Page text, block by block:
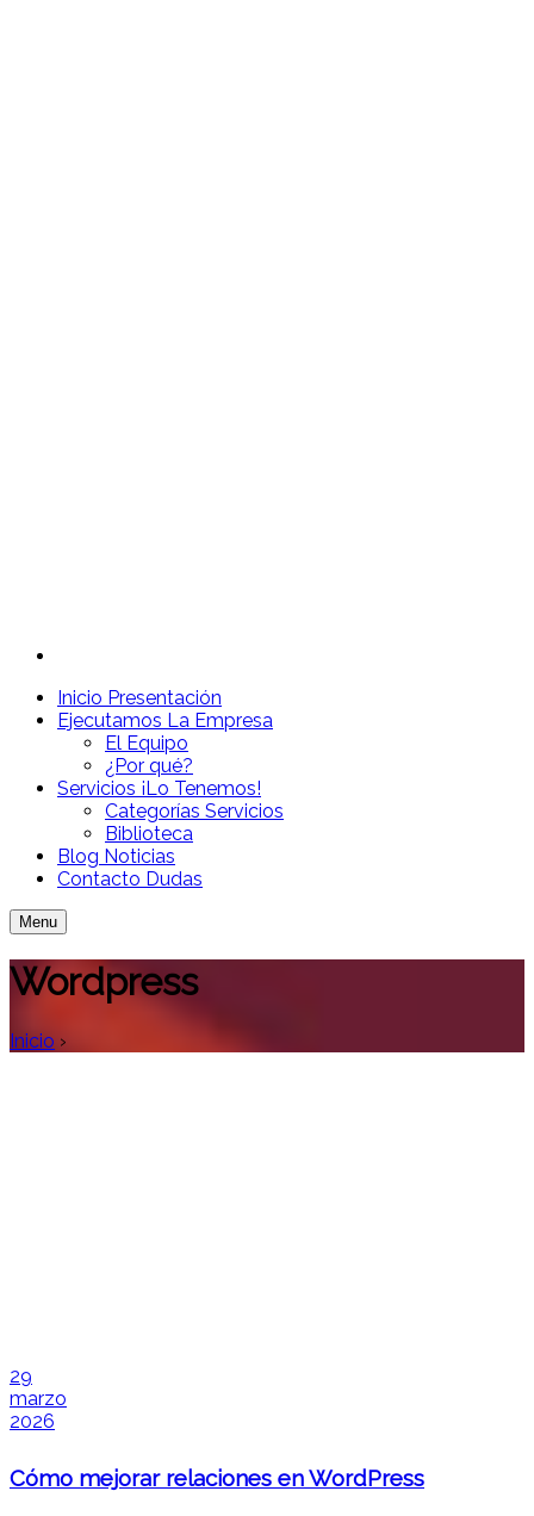
Inicio Presentación
Ejecutamos La Empresa
El Equipo
¿Por qué?
Servicios ¡Lo Tenemos!
Categorías Servicios
Biblioteca
Blog Noticias
Contacto Dudas
Menu
Wordpress
Inicio ›
29
marzo
2026
Cómo mejorar relaciones en WordPress